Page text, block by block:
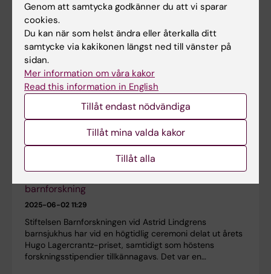
Hugo Lagercrantz pris och stipendier till
barnforskning
2025-06-02 11:29
Stiftelsen Barnforskningen vid Astrid Lindgrens
barnsjukhus har vid en högtidlig ceremoni delat ut årets
Hugo Lagercrantz-priset, samtidigt som höstens
forskningsstipendier tillkännagavs. Det var en…
Genom att samtycka godkänner du att vi sparar
cookies.
Du kan när som helst ändra eller återkalla ditt
samtycke via kakikonen längst ned till vänster på
sidan.
Mer information om våra kakor
Read this information in English
Tillåt endast nödvändiga
Tillåt mina valda kakor
Tillåt alla